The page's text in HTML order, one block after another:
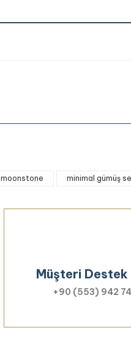
moonstone minimal gümüş
Müşteri Destek
+90 (553) 942